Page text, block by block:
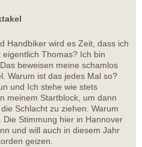
Handbiker wird es Zeit, dass ich
Thomas? Ich bin
beweisen meine schamlos
Warum ist das jedes Mal so?
und Ich stehe wie stets
meinem Startblock, um dann
Schlacht zu ziehen. Warum
Stimmung hier in Hannover
und will auch in diesem Jahr
geizen.